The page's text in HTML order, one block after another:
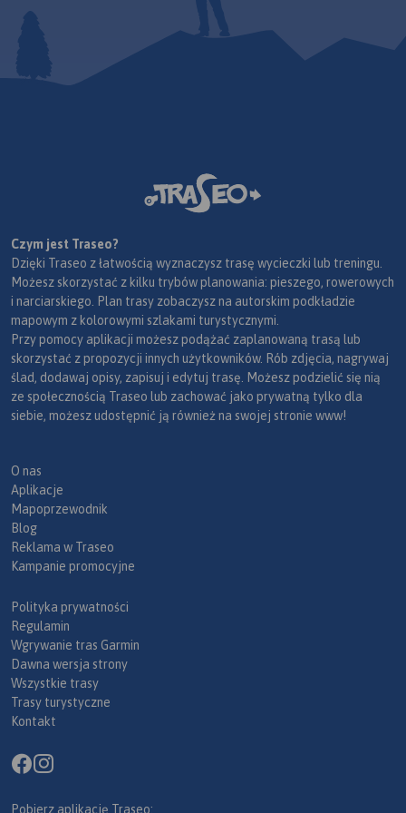
Czym jest Traseo?
Dzięki Traseo z łatwością wyznaczysz trasę wycieczki lub treningu.
Możesz skorzystać z kilku trybów planowania: pieszego, rowerowych
i narciarskiego. Plan trasy zobaczysz na autorskim podkładzie
mapowym z kolorowymi szlakami turystycznymi.
Przy pomocy aplikacji możesz podążać zaplanowaną trasą lub
skorzystać z propozycji innych użytkowników. Rób zdjęcia, nagrywaj
ślad, dodawaj opisy, zapisuj i edytuj trasę. Możesz podzielić się nią
ze społecznością Traseo lub zachować jako prywatną tylko dla
siebie, możesz udostępnić ją również na swojej stronie www!
O nas
Aplikacje
Mapoprzewodnik
Blog
Reklama w Traseo
Kampanie promocyjne
Polityka prywatności
Regulamin
Wgrywanie tras Garmin
Dawna wersja strony
Wszystkie trasy
Trasy turystyczne
Kontakt
Pobierz aplikację Traseo: